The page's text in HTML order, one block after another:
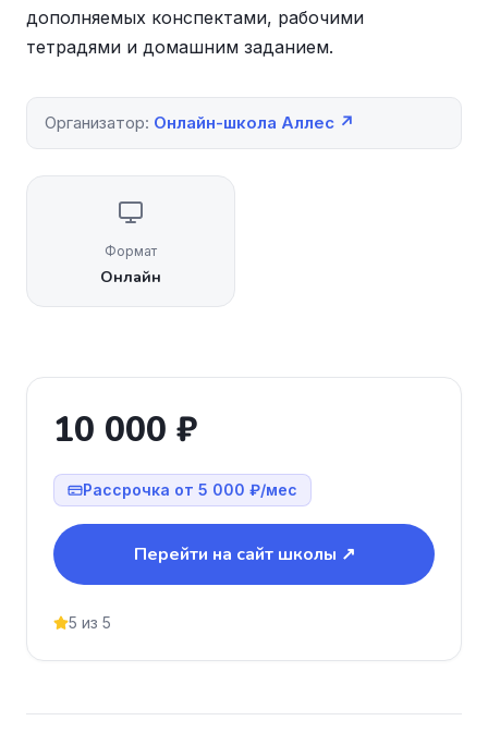
дополняемых конспектами, рабочими
тетрадями и домашним заданием.
Организатор: Онлайн-школа Аллес ↗
Формат
Онлайн
10 000 ₽
Рассрочка от 5 000 ₽/мес
Перейти на сайт школы ↗
5 из 5